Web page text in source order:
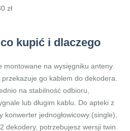
zł
kupić i dlaczego
na wysięgniku anteny.
go kablem do dekodera.
na stabilność odbioru,
lub długim kablu. Do apteki z
jednogłowicowy (single),
dekodery, potrzebujesz wersji twin.